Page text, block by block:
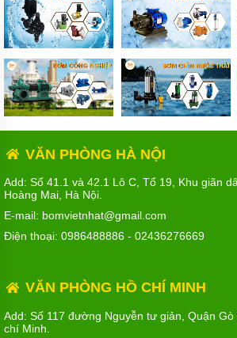
VĂN PHÒNG HÀ NỘI
Add: Số 41.1 và 42.1 Lô C, Tổ 19, Khu giãn
Hoàng Mai, Hà Nội.
E-mail: bomvietnhat@gmail.com
Điện thoại: 0986488886 - 02436276669
VĂN PHÒNG HỒ CHÍ MINH
Add: Số 117 đường Nguyễn tư giản, Quận
chí Minh.